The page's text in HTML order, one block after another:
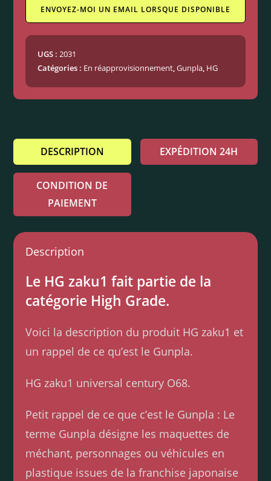
ENVOYEZ-MOI UN EMAIL LORSQUE DISPONIBLE
UGS :2031
Catégories : En réapprovisionnement,Gunpla, HG
DESCRIPTION EXPÉDITION 24H
CONDITION DE
PAIEMENT
Description
Le HG zaku1 fait partie de la
catégorie High Grade.
Voici la description du produit HG zaku1 et
un rappel de ce qu’est le Gunpla.
HG zaku1 universal century O68.
Petit rappel de ce que c’est le Gunpla : Le
terme Gunpla désigne les maquettes de
méchant, personnages ou véhicules en
plastique issues de la franchise japonaise